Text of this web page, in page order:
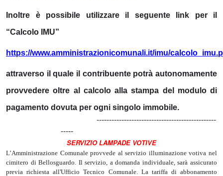
Inoltre è possibile utilizzare il seguente link per il
“Calcolo IMU”
https://www.amministrazionicomunali.it/imu/
attraverso il quale il contribuente potrà autonomamente
provvedere oltre al calcolo alla stampa del modulo di
pagamento dovuta per ogni singolo immobile.
------------------------------------------------
-----
SERVIZIO LAMPADE VOTIVE
L’Amministrazione Comunale provvede al servizio illuminazione votiva nel
cimitero di Bellosguardo. Il servizio, a domanda individuale, sarà assicurato
previa richiesta all'Ufficio Tecnico Comunale. La tariffa di abbonamento